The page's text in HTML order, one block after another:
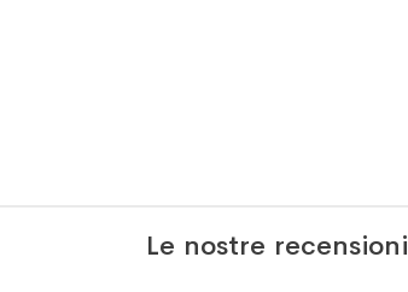
Le nostre recensioni